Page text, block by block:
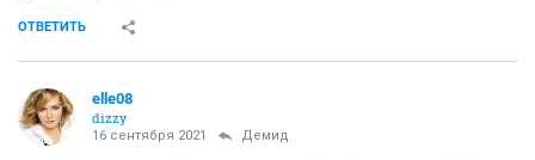
ОТВЕТИТЬ
elle08
dizzy
16 сентября 2021 Демид